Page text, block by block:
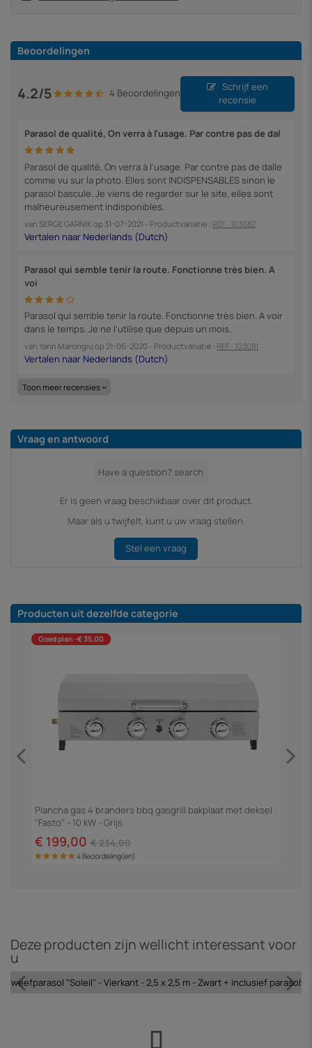
Beoordelingen
4.2/5 4 Beoordelingen
Schrijf een
recensie
Parasol de qualité, On verra à l'usage. Par contre pas de dal
Parasol de qualité, On verra à l'usage. Par contre pas de dalle
comme vu sur la photo. Elles sont INDISPENSABLES sinon le
parasol bascule. Je viens de regarder sur le site, elles sont
malheureusement indisponibles.
van SERGE GARNIK op 31-07-2021 - Productvariatie : REF : 103082
Parasol qui semble tenir la route. Fonctionne très bien. A
voi
Parasol qui semble tenir la route. Fonctionne très bien. A voir
dans le temps. Je ne l'utilise que depuis un mois.
van Yann Marongiu op 21-06-2020 - Productvariatie : REF : 103081
Toon meer recensies
Vraag en antwoord
Er is geen vraag beschikbaar over dit product.
Maar als u twijfelt, kunt u uw vraag stellen.
Stel een vraag
Producten uit dezelfde categorie
Goed plan -€ 35,00
Plancha gas 4 branders bbq gasgrill bakplaat met deksel
"Fasto" - 10 kW - Grijs
€ 199,00 € 234,00
4 Beoordeling(en)
Deze producten zijn wellicht interessant voor
u
zweefparasol "Soleil" - Vierkant - 2,5 x 2,5 m - Zwart + inclusief